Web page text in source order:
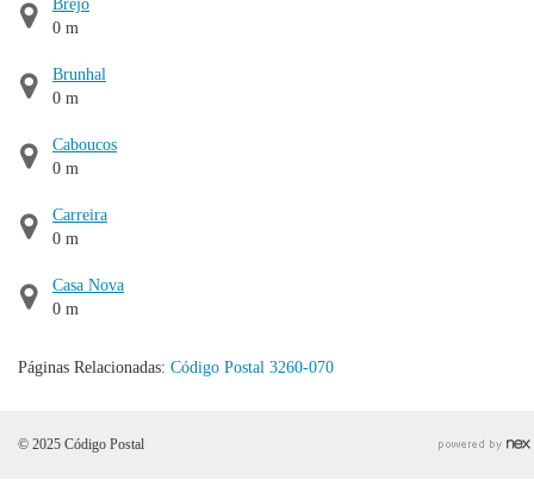
Brejo
0 m
Brunhal
0 m
Caboucos
0 m
Carreira
0 m
Casa Nova
0 m
Páginas Relacionadas: Código Postal 3260-070
© 2025 Código Postal